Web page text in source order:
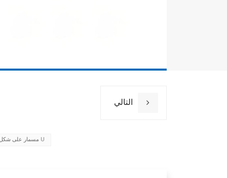
التالي
مسمار على شكل حرف U